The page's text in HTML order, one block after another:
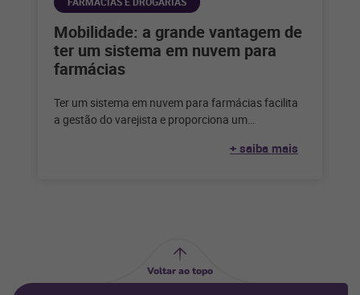
Mobilidade: a grande vantagem de
ter um sistema em nuvem para
farmácias
Ter um sistema em nuvem para farmácias facilita
a gestão do varejista e proporciona um
+ saiba mais
Voltar ao topo